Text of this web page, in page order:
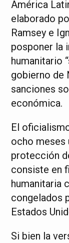
América
elaborado
Ramsey e
posponer la
humanitario
gobierno de
sanciones
económica.
El
ocho meses
protección
consiste en
humanitaria
congelados
Estados
Si bien la